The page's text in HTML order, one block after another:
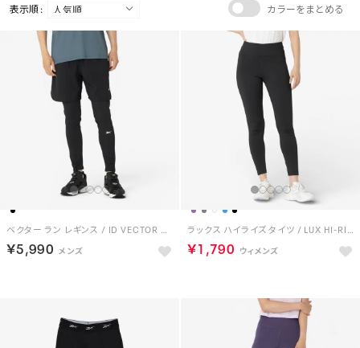
表示順 : カラーをまとめる
ベクター ラン レギンス / ID VECTOR RUN LEGGINGS （ブラック）
￥5,990
ラックス ハイライズ タイツ / LUX HI-RISE TIGHT （ブラック）
￥1,790